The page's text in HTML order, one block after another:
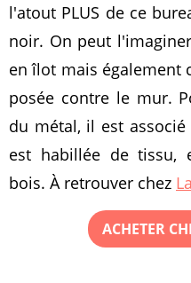
l'atout PLUS de ce
noir. On peut
en îlot mais également
posée contre le mur.
du métal, il est
est habillée de tissu,
bois. À retrouver chez
ACHETER